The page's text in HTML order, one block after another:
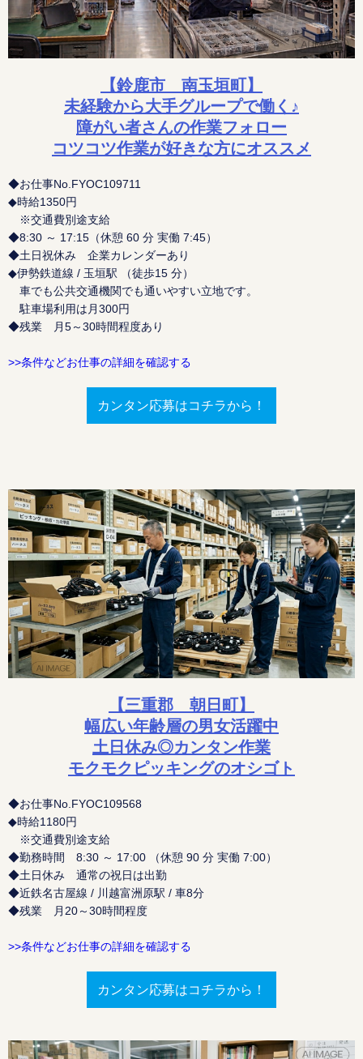
【鈴鹿市 南玉垣町】
未経験から大手グループで働く♪
障がい者さんの作業フォロー
コツコツ作業が好きな方にオススメ
◆お仕事No.FYOC109711
◆時給1350円
※交通費別途支給
◆8:30 ～ 17:15（休憩 60 分 実働 7:45）
◆土日祝休み 企業カレンダーあり
◆伊勢鉄道線 / 玉垣駅 （徒歩15 分）
車でも公共交通機関でも通いやすい立地です。
駐車場利用は月300円
◆残業 月5～30時間程度あり
>>条件などお仕事の詳細を確認する
カンタン応募はコチラから！
【三重郡 朝日町】
幅広い年齢層の男女活躍中
土日休み◎カンタン作業
モクモクピッキングのオシゴト
◆お仕事No.FYOC109568
◆時給1180円
※交通費別途支給
◆勤務時間 8:30 ～ 17:00 （休憩 90 分 実働 7:00）
◆土日休み 通常の祝日は出勤
◆近鉄名古屋線 / 川越富洲原駅 / 車8分
◆残業 月20～30時間程度
>>条件などお仕事の詳細を確認する
カンタン応募はコチラから！